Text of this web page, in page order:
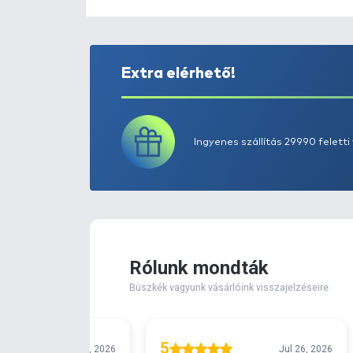
Extra elérhető!